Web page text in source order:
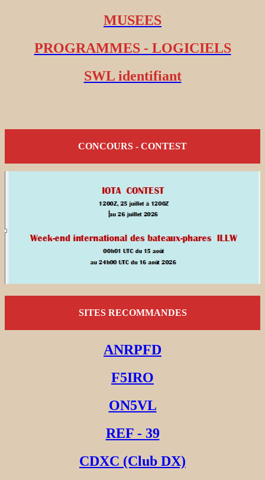
MUSEES
PROGRAMMES - LOGICIELS
SWL identifiant
CONCOURS - CONTEST
SITES RECOMMANDES
ANRPFD
F5IRO
ON5VL
REF - 39
CDXC (Club DX)